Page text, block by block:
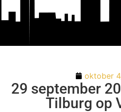
oktober
29 september
Tilburg op